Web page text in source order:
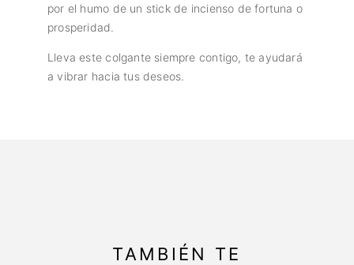
por el humo de un stick de incienso de fortuna o
prosperidad.
Lleva este colgante siempre contigo, te ayudará
a vibrar hacia tus deseos.
TAMBIÉN TE